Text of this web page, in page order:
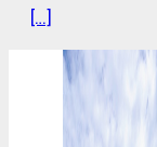
[…]